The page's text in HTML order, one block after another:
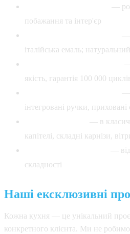
—
побажання та інтер'єр
—
італійська емаль;
—
якість, гарантія 100 000
—
інтегровані ручки,
— в
капітелі, складні карнізи,
—
складності
Наші ексклюзивні
Кожна кухня — це унікальний
конкретного клієнта. Ми не